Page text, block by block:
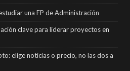
una FP de Administración
clave para liderar proyectos en
elige noticias o precio, no las dos a